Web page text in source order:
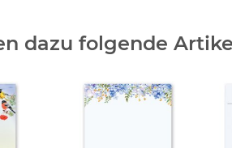
dazu folgende